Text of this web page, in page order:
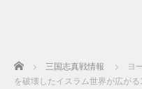
Home 三国志真戦情報
ヨ
を破壊したイスラム世界が広がる